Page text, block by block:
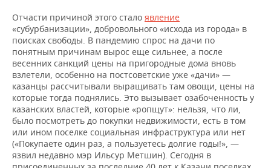
Отчасти причиной этого стало явление
«субурбанизации», добровольного «исхода из города» в
поисках свободы. В пандемию спрос на дачи по
понятным причинам вырос еще сильнее, а после
весенних санкций цены на пригородные дома вновь
взлетели, особенно на постсоветские уже «дачи» —
казанцы рассчитывали выращивать там овощи, цены на
которые тогда поднялись. Это вызывает озабоченность у
казанских властей, которые «ропщут»: нельзя, что ли,
было посмотреть до покупки недвижимости, есть в том
или ином поселке социальная инфраструктура или нет
(«Покупаете один раз, а пользуетесь долгие годы!», —
язвил недавно мэр Ильсур Метшин). Сегодня в